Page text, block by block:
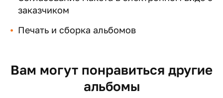
заказчиком
Печать и сборка альбомов
Вам могут понравиться другие
альбомы